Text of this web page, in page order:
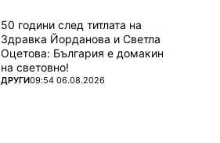
50 години след титлата на
Здравка Йорданова и Светла
Оцетова: България е домакин
на световно!
ПОВЕЧЕ ОТ
ДРУГИ09:54 06.08.2026